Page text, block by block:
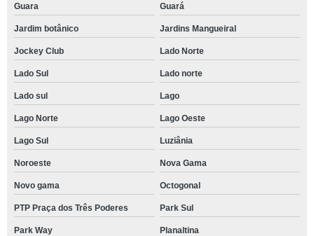
Guara Guará
Jardim botânico Jardins Mangueiral
Jockey Club Lado Norte
Lado Sul Lado norte
Lado sul Lago
Lago Norte Lago Oeste
Lago Sul Luziânia
Noroeste Nova Gama
Novo gama Octogonal
PTP Praça dos Três Poderes Park Sul
Park Way Planaltina